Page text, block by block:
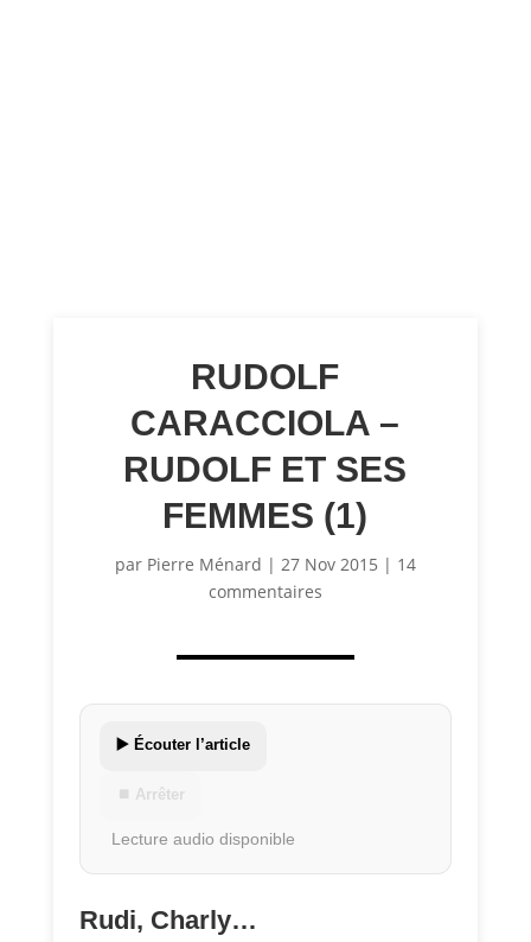
RUDOLF
CARACCIOLA –
RUDOLF ET SES
FEMMES (1)
par Pierre Ménard | 27 Nov 2015 | 14
commentaires
▶️ Écouter l’article
⏹ Arrêter
Lecture audio disponible
Rudi, Charly…